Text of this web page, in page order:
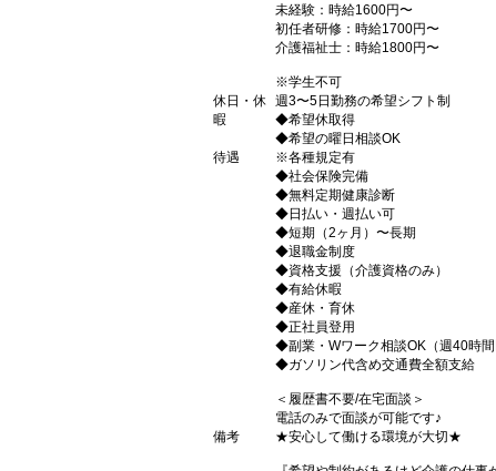
未経験：時給1600円〜
初任者研修：時給1700円〜
介護福祉士：時給1800円〜
※学生不可
休日・休
暇
週3〜5日勤務の希望シフト制
◆希望休取得
◆希望の曜日相談OK
待遇
※各種規定有
◆社会保険完備
◆無料定期健康診断
◆日払い・週払い可
◆短期（2ヶ月）〜長期
◆退職金制度
◆資格支援（介護資格のみ）
◆有給休暇
◆産休・育休
◆正社員登用
◆副業・Wワーク相談OK（週40時間
◆ガソリン代含め交通費全額支給
＜履歴書不要/在宅面談＞
電話のみで面談が可能です♪
備考
★安心して働ける環境が大切★